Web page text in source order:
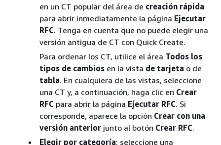
en un CT popular del área de creación rápida
para abrir inmediatamente la página Ejecutar
RFC. Tenga en cuenta que no puede elegir una
versión antigua de CT con Quick Create.
Para ordenar los CT, utilice el área Todos los
tipos de cambios en la vista de tarjeta o de
tabla. En cualquiera de las vistas, seleccione
una CT y, a continuación, haga clic en Crear
RFC para abrir la página Ejecutar RFC. Si
corresponde, aparece la opción Crear con una
versión anterior junto al botón Crear RFC.
Elegir por categoría: seleccione una